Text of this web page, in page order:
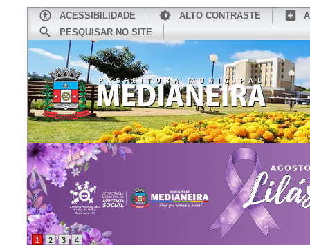
ACESSIBILIDADE ALTO CONTRASTE
PESQUISAR NO SITE
CONHEÇA MEDIANEIRA
1 2 3 4